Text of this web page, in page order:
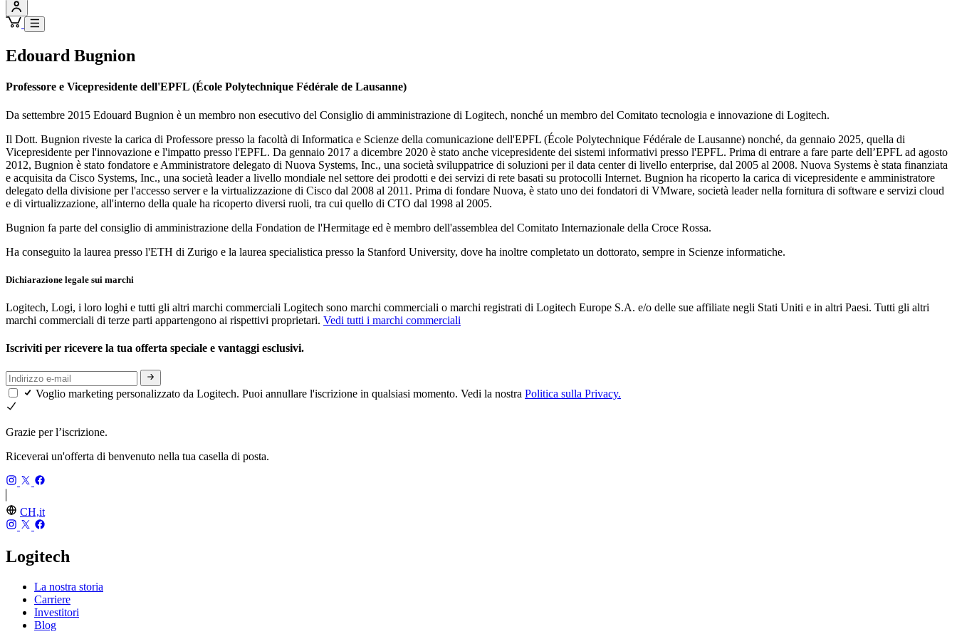
Edouard Bugnion
Professore e Vicepresidente dell'EPFL (École Polytechnique Fédérale de Lausanne)
Da settembre 2015 Edouard Bugnion è un membro non esecutivo del Consiglio di amministrazione di Logitech, nonché un membro del Comitato tecnologia e innovazione di Logitech.
Il Dott. Bugnion riveste la carica di Professore presso la facoltà di Informatica e Scienze della comunicazione dell'EPFL (École Polytechnique Fédérale de Lausanne) nonché, da gennaio 2025, quella di
Vicepresidente per l'innovazione e l'impatto presso l'EPFL. Da gennaio 2017 a dicembre 2020 è stato anche vicepresidente dei sistemi informativi presso l'EPFL. Prima di entrare a fare parte dell’EPFL ad agosto
2012, Bugnion è stato fondatore e Amministratore delegato di Nuova Systems, Inc., una società sviluppatrice di soluzioni per il data center di livello enterprise, dal 2005 al 2008. Nuova Systems è stata finanziata
e acquisita da Cisco Systems, Inc., una società leader a livello mondiale nel settore dei prodotti e dei servizi di rete basati su protocolli Internet. Bugnion ha ricoperto la carica di vicepresidente e amministratore
delegato della divisione per l'accesso server e la virtualizzazione di Cisco dal 2008 al 2011. Prima di fondare Nuova, è stato uno dei fondatori di VMware, società leader nella fornitura di software e servizi cloud
e di virtualizzazione, all'interno della quale ha ricoperto diversi ruoli, tra cui quello di CTO dal 1998 al 2005.
Bugnion fa parte del consiglio di amministrazione della Fondation de l'Hermitage ed è membro dell'assemblea del Comitato Internazionale della Croce Rossa.
Ha conseguito la laurea presso l'ETH di Zurigo e la laurea specialistica presso la Stanford University, dove ha inoltre completato un dottorato, sempre in Scienze informatiche.
Dichiarazione legale sui marchi
Logitech, Logi, i loro loghi e tutti gli altri marchi commerciali Logitech sono marchi commerciali o marchi registrati di Logitech Europe S.A. e/o delle sue affiliate negli Stati Uniti e in altri Paesi. Tutti gli altri
marchi commerciali di terze parti appartengono ai rispettivi proprietari. Vedi tutti i marchi commerciali
Iscriviti per ricevere la tua offerta speciale e vantaggi esclusivi.
Voglio marketing personalizzato da Logitech. Puoi annullare l'iscrizione in qualsiasi momento. Vedi la nostra Politica sulla Privacy.
Grazie per l’iscrizione.
Riceverai un'offerta di benvenuto nella tua casella di posta.
CH,it
Logitech
La nostra storia
Carriere
Investitori
Blog